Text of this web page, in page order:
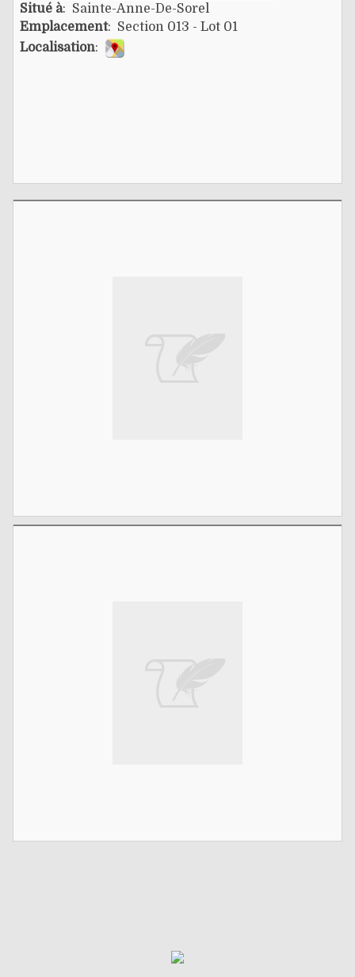
Situé à: Sainte-Anne-De-Sorel
Emplacement: Section 013 - Lot 01
Localisation: